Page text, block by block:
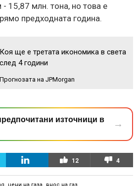
15,87 млн. тона, но това е
предходната година.
Коя ще е третата икономика в света
след 4 години
Прогнозата на JPMorgan
източници в
→
12 4
цени на газа внос на газ